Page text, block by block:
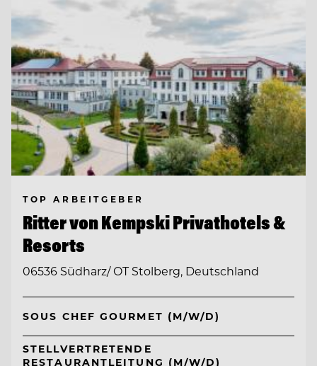
TOP ARBEITGEBER
Ritter von Kempski Privathotels &
Resorts
06536 Südharz/ OT Stolberg, Deutschland
SOUS CHEF GOURMET (M/W/D)
STELLVERTRETENDE
RESTAURANTLEITUNG (M/W/D)